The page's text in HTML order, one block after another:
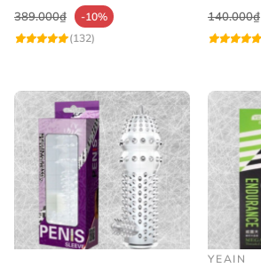
389.000₫
-10%
(132)
140.000₫
YEAIN